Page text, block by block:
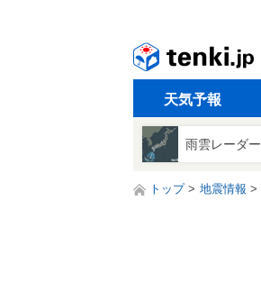
天気予報
雨雲レーダー
トップ 地震情報